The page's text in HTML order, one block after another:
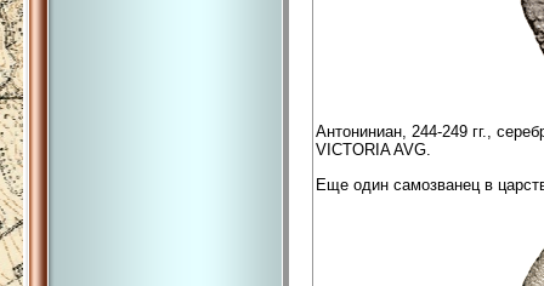
Антониниан, 244-249 гг.,
VICTORIA AVG.
Еще один самозванец в